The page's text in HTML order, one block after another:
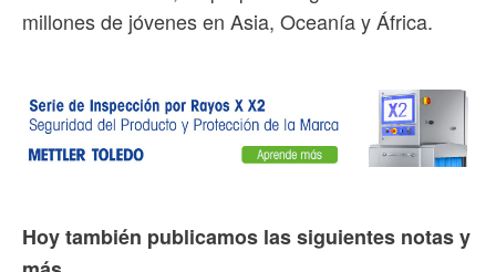
millones de jóvenes en Asia, Oceanía y África.
Hoy también publicamos las siguientes notas y